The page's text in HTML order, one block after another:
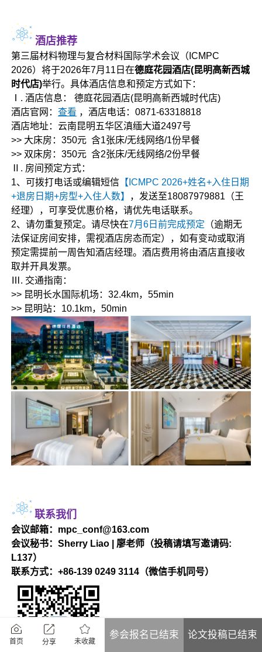
酒店推荐
第三届材料物理与复合材料国际学术会议（ICMPC
2026）将于2026年7月11日在德庭花园酒店(昆明高新西城
时代店)举行。具体酒店信息和预定方式如下：
Ⅰ. 酒店信息： 德庭花园酒店(昆明高新西城时代店)
酒店官网：查看 ，酒店电话：0871-63318818
酒店地址：云南昆明五华区滇缅大道2497号
>> 大床房：350元 含1张床/无线网络/1份早餐
>> 双床房：350元 含2张床/无线网络/2份早餐
Ⅱ. 房间预定方式：
1、可拨打电话或编辑短信 【ICMPC 2026+姓名+入住日期
+退房日期+房型+入住人数】
，发送至18087979881（王
经理），可享受优惠价格，请优先电话联系。
2、请勿重复预定。请尽快在7月6日前完成预定 （逾期无
法保证房间安排，需视酒店房态而定），如有变动或取消
预定需提前一周告知酒店经理。酒店费用将由酒店直接收
取并开具发票。
Ⅲ. 交通指南：
>> 昆明长水国际机场：32.4km，55min
>> 昆明站：10.1km，50min
联系我们
会议邮箱：mpc_conf@163.com
会议秘书：Sherry Liao | 廖老师（投稿请填写邀请码:
L137）
联系方式：+86-139 0249 3114（微信手机同号）
首页 分享 未收藏
参会报名已结束 论文投稿已结束